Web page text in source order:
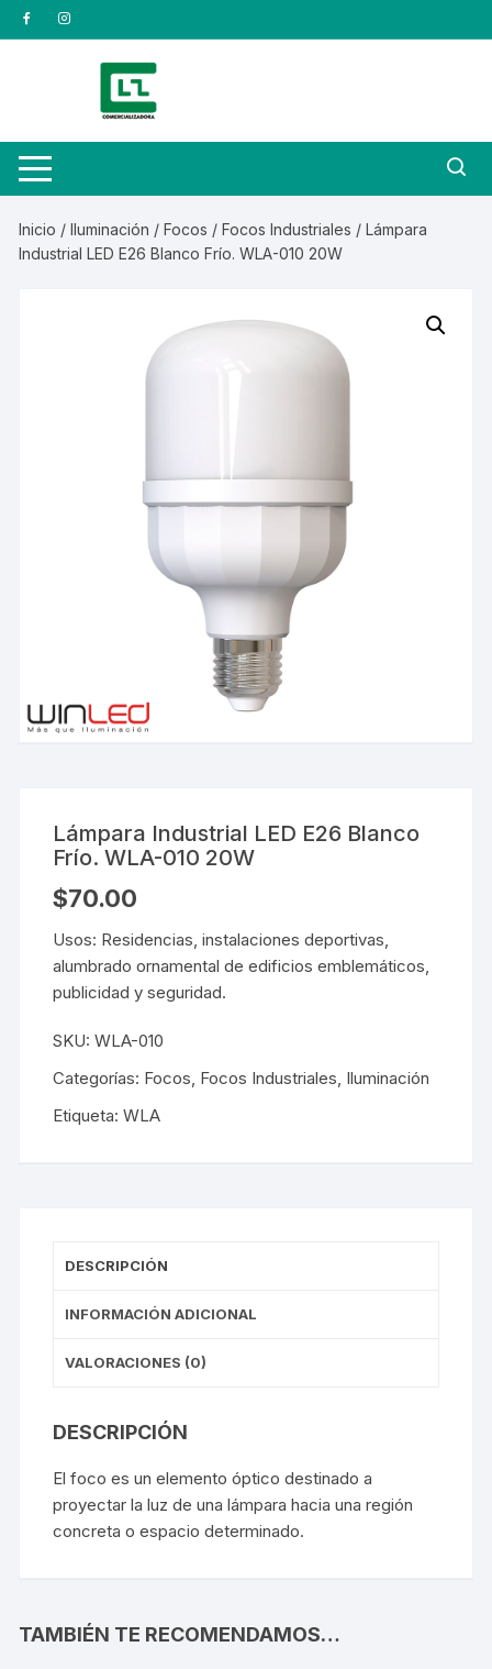
Saltar
al
Inicio /Iluminación /Focos /Focos Industriales / Lámpara
Industrial LED E26 Blanco Frío. WLA-010 20W
Lámpara Industrial LED E26 Blanco
Frío. WLA-010 20W
$70.00
Usos: Residencias, instalaciones deportivas,
alumbrado ornamental de edificios emblemáticos,
publicidad y seguridad.
SKU:WLA-010
Categorías: Focos Focos Industriales Iluminación
Etiqueta:WLA
DESCRIPCIÓN
INFORMACIÓN ADICIONAL
VALORACIONES (0)
DESCRIPCIÓN
El foco es un elemento óptico destinado a
proyectar la luz de una lámpara hacia una región
concreta o espacio determinado.
TAMBIÉN TE RECOMENDAMOS…